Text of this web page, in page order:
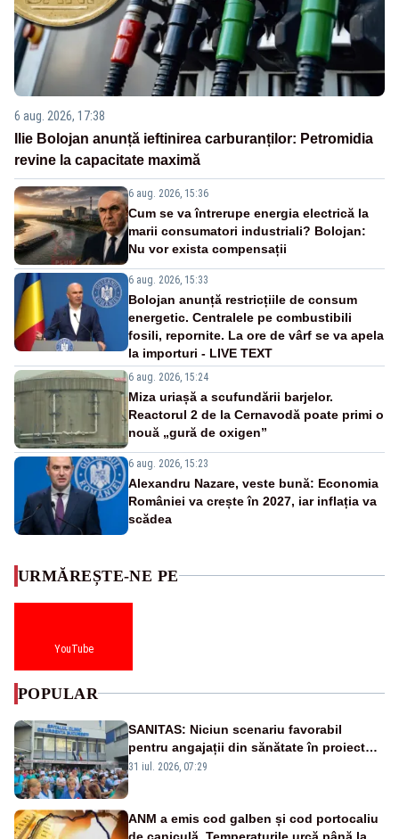
6 aug. 2026, 17:38
Ilie Bolojan anunță ieftinirea carburanților: Petromidia
revine la capacitate maximă
6 aug. 2026, 15:36
Cum se va întrerupe energia electrică la
marii consumatori industriali? Bolojan:
Nu vor exista compensații
6 aug. 2026, 15:33
Bolojan anunță restricțiile de consum
energetic. Centralele pe combustibili
fosili, repornite. La ore de vârf se va apela
la importuri - LIVE TEXT
6 aug. 2026, 15:24
Miza uriașă a scufundării barjelor.
Reactorul 2 de la Cernavodă poate primi o
nouă „gură de oxigen”
6 aug. 2026, 15:23
Alexandru Nazare, veste bună: Economia
României va crește în 2027, iar inflația va
scădea
URMĂREȘTE-NE PE
YouTube
POPULAR
SANITAS: Niciun scenariu favorabil
pentru angajații din sănătate în proiectul
Legii salarizării
31 iul. 2026, 07:29
ANM a emis cod galben și cod portocaliu
de caniculă. Temperaturile urcă până la 38